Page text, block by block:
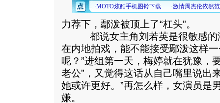
力荐下，鄢泼被顶上了“杠头”。
都说女主角刘若英是很敏感的
在内地拍戏，能不能接受鄢泼这样
呢？”进组第一天，梅婷就在犹豫，
老公”，又觉得这话从自己嘴里说出
她或许更好。”再怎么样，女演员是
嫌。